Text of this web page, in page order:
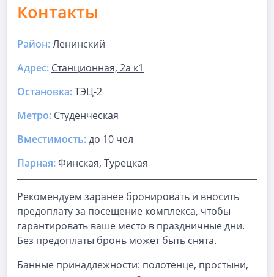
Контакты
Район:Ленинский
Адрес: Станционная, 2а к1
Остановка:ТЭЦ-2
Метро: Студенческая
Вместимость:до 10 чел
Парная:Финская, Турецкая
Рекомендуем заранее бронировать и вносить
предоплату за посещение комплекса, чтобы
гарантировать ваше место в праздничные дни.
Без предоплаты бронь может быть снята.
Банные принадлежности: полотенце, простыни,